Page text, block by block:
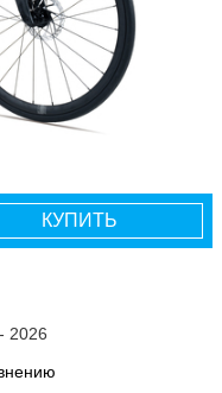
КУПИТЬ
2026